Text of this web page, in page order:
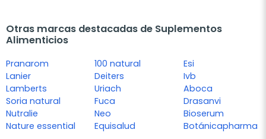
Otras marcas destacadas de Suplementos
Alimenticios
Pranarom
Lanier
Lamberts
Soria natural
Nutralie
Nature essential
100 natural
Deiters
Uriach
Fuca
Neo
Equisalud
Esi
Ivb
Aboca
Drasanvi
Bioserum
Botánicapharma